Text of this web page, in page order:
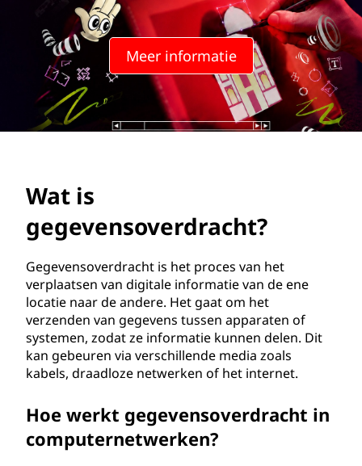
o
Meer informatie
Wat is
gegevensoverdracht?
Gegevensoverdracht is het proces van het
verplaatsen van digitale informatie van de ene
locatie naar de andere. Het gaat om het
verzenden van gegevens tussen apparaten of
systemen, zodat ze informatie kunnen delen. Dit
kan gebeuren via verschillende media zoals
kabels, draadloze netwerken of het internet.
Hoe werkt gegevensoverdracht in
computernetwerken?